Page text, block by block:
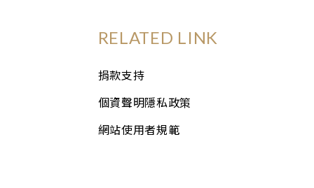
RELATED LINK
捐款支持
個資聲明隱私政策
網站使用者規範